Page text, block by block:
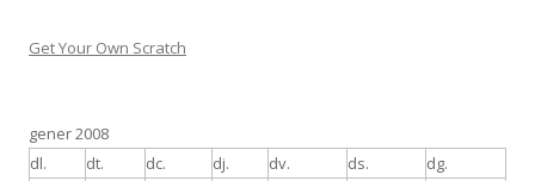
Get Your Own Scratch
gener 2008
dl.
dt. dc. dj. dv. ds. dg.